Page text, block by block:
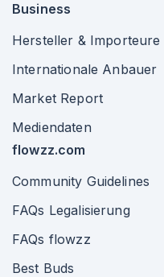
Business
Hersteller & Importeure
Internationale Anbauer
Market Report
Mediendaten
flowzz.com
Community Guidelines
FAQs Legalisierung
FAQs flowzz
Best Buds